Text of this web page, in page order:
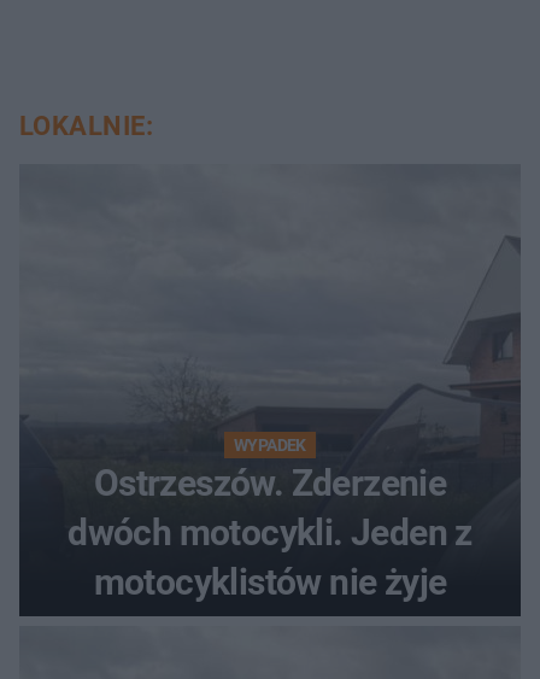
LOKALNIE:
WYPADEK
Ostrzeszów. Zderzenie
dwóch motocykli. Jeden z
motocyklistów nie żyje